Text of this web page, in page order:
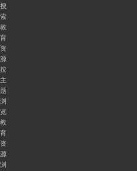
搜
索
教
育
资
源
按
主
题
浏
览
教
育
资
源
浏